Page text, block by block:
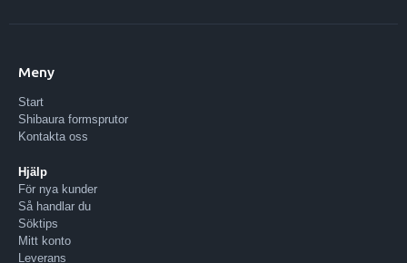
Meny
Start
Shibaura formsprutor
Kontakta oss
Hjälp
För nya kunder
Så handlar du
Söktips
Mitt konto
Leverans